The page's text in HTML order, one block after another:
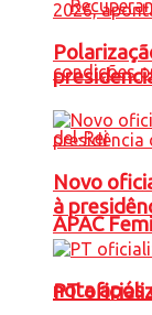
APAC
nota após
Novo
à
PT